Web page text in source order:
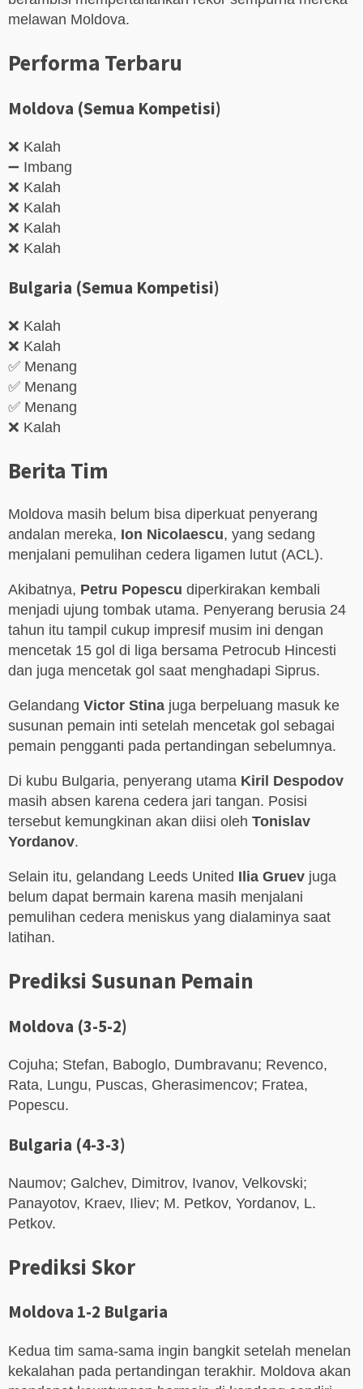
melawan Moldova.
Performa Terbaru
Moldova (Semua Kompetisi)
❌ Kalah
➖ Imbang
❌ Kalah
❌ Kalah
❌ Kalah
❌ Kalah
Bulgaria (Semua Kompetisi)
❌ Kalah
❌ Kalah
✅ Menang
✅ Menang
✅ Menang
❌ Kalah
Berita Tim
Moldova masih belum bisa diperkuat penyerang
andalan mereka, Ion Nicolaescu, yang sedang
menjalani pemulihan cedera ligamen lutut (ACL).
Akibatnya, Petru Popescu diperkirakan kembali
menjadi ujung tombak utama. Penyerang berusia 24
tahun itu tampil cukup impresif musim ini dengan
mencetak 15 gol di liga bersama Petrocub Hincesti
dan juga mencetak gol saat menghadapi Siprus.
Gelandang Victor Stina juga berpeluang masuk ke
susunan pemain inti setelah mencetak gol sebagai
pemain pengganti pada pertandingan sebelumnya.
Di kubu Bulgaria, penyerang utama Kiril Despodov
masih absen karena cedera jari tangan. Posisi
tersebut kemungkinan akan diisi oleh Tonislav
Yordanov.
Selain itu, gelandang Leeds United Ilia Gruev juga
belum dapat bermain karena masih menjalani
pemulihan cedera meniskus yang dialaminya saat
latihan.
Prediksi Susunan Pemain
Moldova (3-5-2)
Cojuha; Stefan, Baboglo, Dumbravanu; Revenco,
Rata, Lungu, Puscas, Gherasimencov; Fratea,
Popescu.
Bulgaria (4-3-3)
Naumov; Galchev, Dimitrov, Ivanov, Velkovski;
Panayotov, Kraev, Iliev; M. Petkov, Yordanov, L.
Petkov.
Prediksi Skor
Moldova 1-2 Bulgaria
Kedua tim sama-sama ingin bangkit setelah menelan
kekalahan pada pertandingan terakhir. Moldova akan